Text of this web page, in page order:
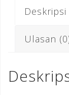
Pebayuran
e
b
k
e
r
Deskripsi
Ulasan